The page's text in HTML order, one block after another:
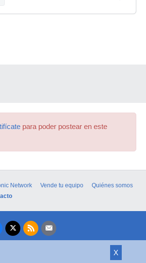
para poder postear en este
X
Network Vende tu equipo
Quiénes somos